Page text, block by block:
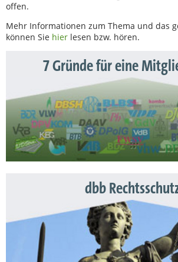
offen.
Mehr Informationen zum Thema und das
können Sie hier lesen bzw. hören.
7 Gründe für eine
dbb